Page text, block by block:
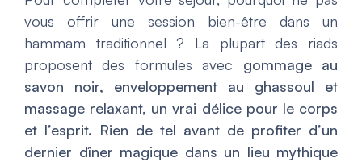
vous offrir une session bien-être dans un
hammam traditionnel ? La plupart des riads
proposent des formules avec gommage au
savon noir, enveloppement au ghassoul et
massage relaxant, un vrai délice pour le corps
et l’esprit. Rien de tel avant de profiter d’un
dernier dîner magique dans un lieu mythique